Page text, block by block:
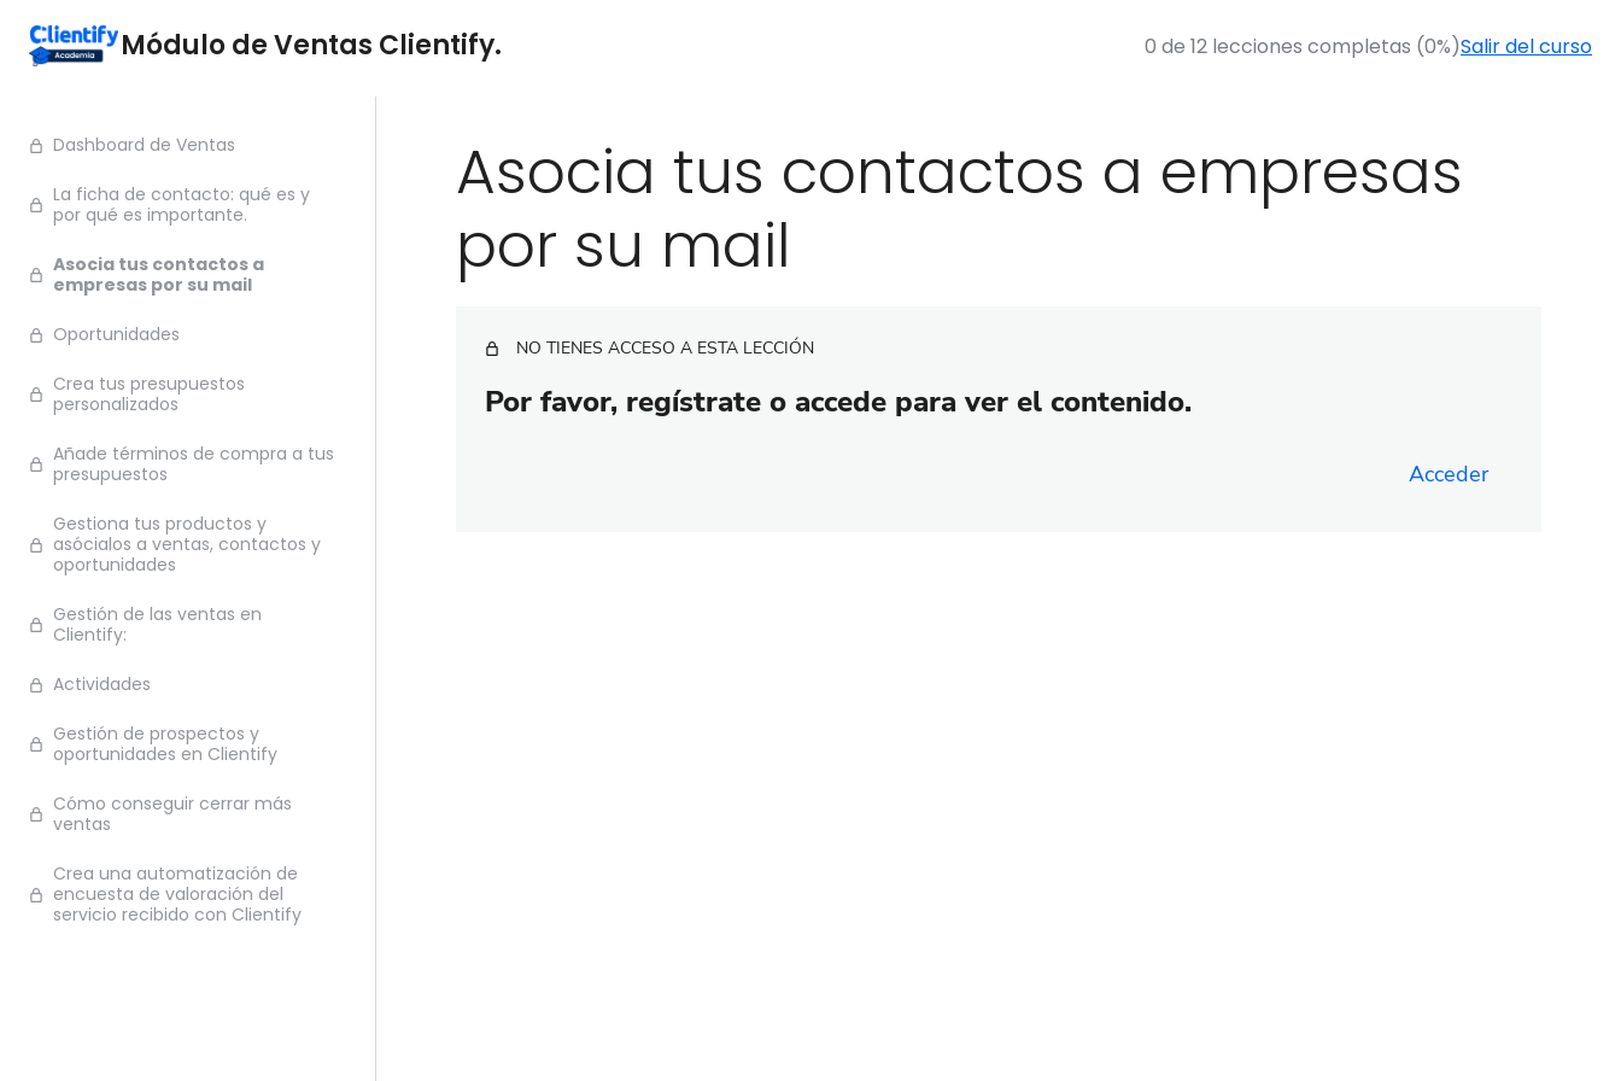
Módulo de Ventas Clientify. 0 de 12 lecciones completas (0%)Salir del curso
Dashboard de Ventas
La ficha de contacto: qué es y
por qué es importante.
Asocia tus contactos a
empresas por su mail
Oportunidades
Crea tus presupuestos
personalizados
Añade términos de compra a tus
presupuestos
Gestiona tus productos y
asócialos a ventas, contactos y
oportunidades
Gestión de las ventas en
Clientify:
Actividades
Gestión de prospectos y
oportunidades en Clientify
Cómo conseguir cerrar más
ventas
Crea una automatización de
encuesta de valoración del
servicio recibido con Clientify
Asocia tus contactos a empresas
por su mail
NO TIENES ACCESO A ESTA LECCIÓN
Por favor, regístrate o accede para ver el contenido.
Acceder